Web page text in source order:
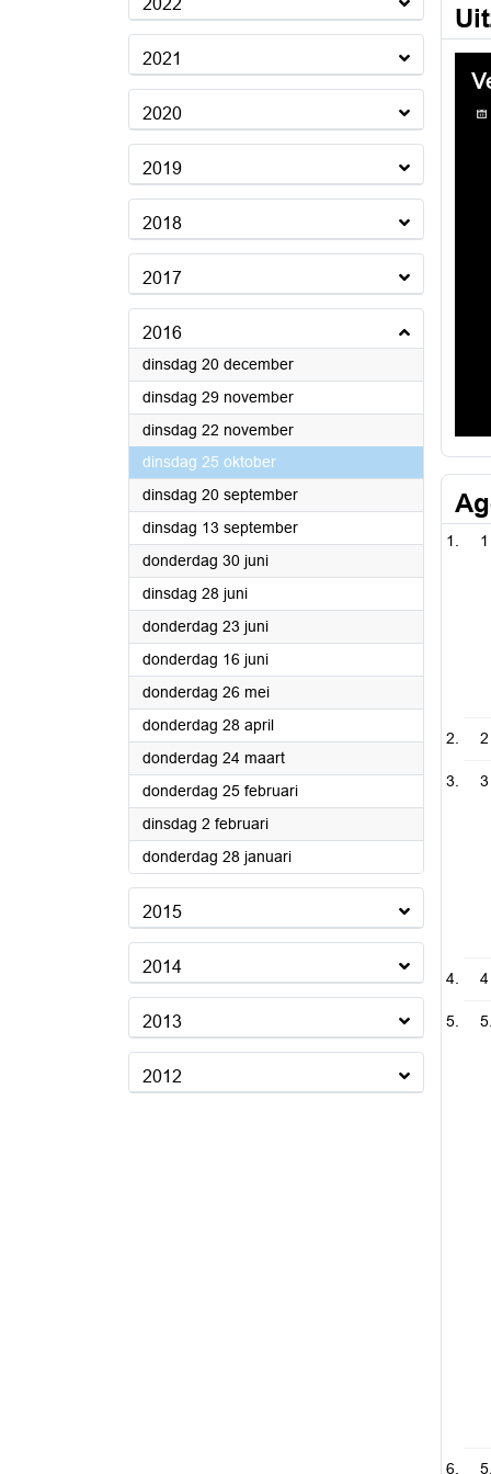
2022
2021
2020
2019
2018
2017
2016
dinsdag 20 december2016
dinsdag 29 november2016
dinsdag 22 november2016
dinsdag 25 oktober2016
dinsdag 20 september2016
dinsdag 13 september2016
donderdag 30 juni2016
dinsdag 28 juni2016
donderdag 23 juni2016
donderdag 16 juni2016
donderdag 26 mei2016
donderdag 28 april2016
donderdag 24 maart2016
donderdag 25 februari2016
dinsdag 2 februari2016
donderdag 28 januari2016
2015
2014
2013
2012
1
2
3
4